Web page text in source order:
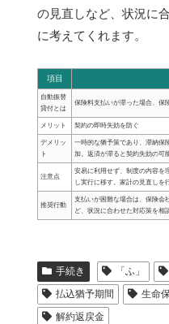
の見直しなど、状況に
に考えてくれます。
項目
自動振替
貸付とは
保険料支払いが滞った場合、保
メリット 契約の即時失効を防ぐ
デメリッ
ト
一時的な猶予策であり、滞納保
加。返済が滞ると契約失効の可
注意点
安易に利用せず、制度の内容を
し実行に移す。家計の見直しを
推奨行動
支払いが困難な場合は、保険会
ど、状況に合わせた対応策を相
手続き 「ふ」
払込猶予期間
生命
解約返戻金